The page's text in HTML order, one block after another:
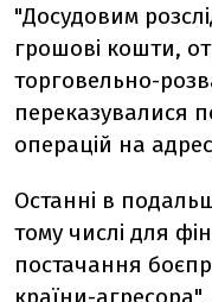
"Досудовим
грошові кошти,
торговельно-
переказувалися
операцій на
Останні в
тому числі для
постачання
країни-агресора